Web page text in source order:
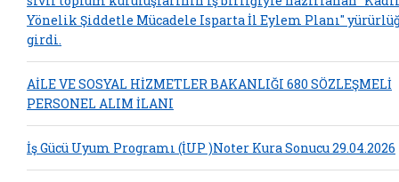
Yönelik Şiddetle Mücadele Isparta İl Eylem Planı"
girdi.
AİLE VE SOSYAL HİZMETLER BAKANLIĞI 680 SÖZLEŞMELİ
PERSONEL ALIM İLANI
İş Gücü Uyum Programı (İUP )Noter Kura Sonucu 29.04.2026